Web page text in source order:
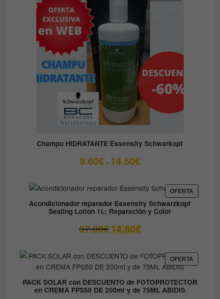
EN
Champu HIDRATANTE Essensity Schwarkopf
9.60€ - 14.50€Rango
desde
9.60€
hasta
14.50€
OFERTA
EN
Acondicionador reparador Essensity Schwarzkopf
Sealing Lotion 1L: Reparación y Color
37.00€ El
precio
era:
37.00€.
14.80€El
precio
es:
14.80€.
OFERTA
EN
PACK SOLAR con DESCUENTO de FOTOPROTECTOR
en CREMA FPS50 DE 200ml y de 75ML ABIDIS